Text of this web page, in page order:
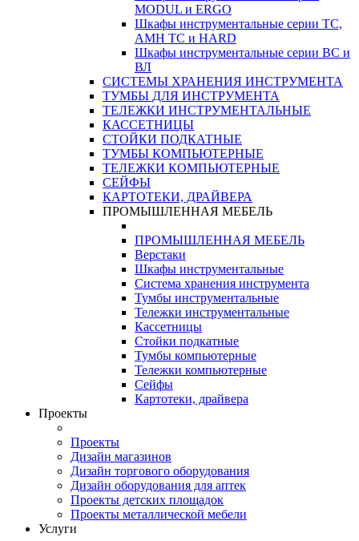
MODUL и ERGO
Шкафы инструментальные серии ТС,
АМН ТС и HARD
Шкафы инструментальные серии ВС и
ВЛ
СИСТЕМЫ ХРАНЕНИЯ ИНСТРУМЕНТА
ТУМБЫ ДЛЯ ИНСТРУМЕНТА
ТЕЛЕЖКИ ИНСТРУМЕНТАЛЬНЫЕ
КАССЕТНИЦЫ
СТОЙКИ ПОДКАТНЫЕ
ТУМБЫ КОМПЬЮТЕРНЫЕ
ТЕЛЕЖКИ КОМПЬЮТЕРНЫЕ
СЕЙФЫ
КАРТОТЕКИ, ДРАЙВЕРА
ПРОМЫШЛЕННАЯ МЕБЕЛЬ
ПРОМЫШЛЕННАЯ МЕБЕЛЬ
Верстаки
Шкафы инструментальные
Система хранения инструмента
Тумбы инструментальные
Тележки инструментальные
Кассетницы
Стойки подкатные
Тумбы компьютерные
Тележки компьютерные
Сейфы
Картотеки, драйвера
Проекты
Проекты
Дизайн магазинов
Дизайн торгового оборудования
Дизайн оборудования для аптек
Проекты детских площадок
Проекты металлической мебели
Услуги